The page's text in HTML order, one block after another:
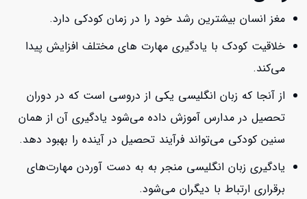
مغز انسان بیشترین رشد خود را در زمان کودکی دارد.
خلاقیت کودک با یادگیری مهارت های مختلف افزایش پیدا
می‌کند.
از آنجا که زبان انگلیسی یکی از دروسی است که در دوران
تحصیل در مدارس آموزش داده می‌شود یادگیری آن از همان
سنین کودکی می‌تواند فرآیند تحصیل در آینده را بهبود دهد.
یادگیری زبان انگلیسی منجر به به دست آوردن مهارت‌های
برقراری ارتباط با دیگران می‌شود.